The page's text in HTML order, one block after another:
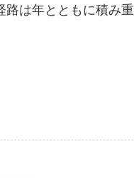
は年とともに積み